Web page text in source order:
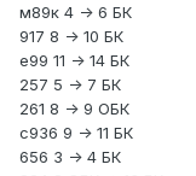
м89к 4 -> 6 БК
917 8 -> 10 БК
е99 11 -> 14 БК
257 5 -> 7 БК
261 8 -> 9 ОБК
с936 9 -> 11 БК
656 3 -> 4 БК